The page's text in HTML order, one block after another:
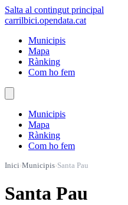
Salta al contingut principal
carrilbici.opendata.cat
Municipis
Mapa
Rànking
Com ho fem
Municipis
Mapa
Rànking
Com ho fem
Inici›Municipis›Santa Pau
Santa Pau